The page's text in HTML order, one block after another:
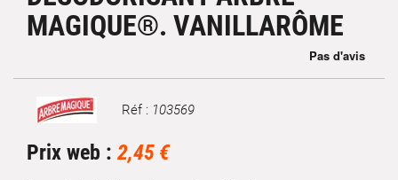
MAGIQUE®. VANILLARÔME
Marque Réf : 103569
Prix web : 2,45 €